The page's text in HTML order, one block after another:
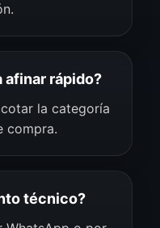
afinar rápido?
la categoría
compra.
técnico?